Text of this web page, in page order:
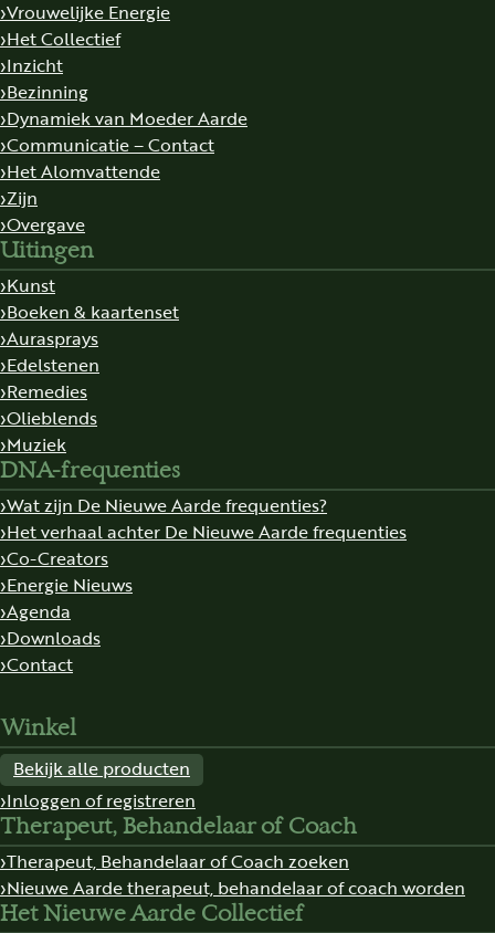
Vrouwelijke Energie
Het Collectief
Inzicht
Bezinning
Dynamiek van Moeder Aarde
Communicatie – Contact
Het Alomvattende
Zijn
Overgave
Uitingen
Kunst
Boeken & kaartenset
Aurasprays
Edelstenen
Remedies
Olieblends
Muziek
DNA-frequenties
Wat zijn De Nieuwe Aarde frequenties?
Het verhaal achter De Nieuwe Aarde frequenties
Co-Creators
Energie Nieuws
Agenda
Downloads
Contact
Winkel
Bekijk alle producten
Inloggen of registreren
Therapeut, Behandelaar of Coach
Therapeut, Behandelaar of Coach zoeken
Nieuwe Aarde therapeut, behandelaar of coach worden
Het Nieuwe Aarde Collectief